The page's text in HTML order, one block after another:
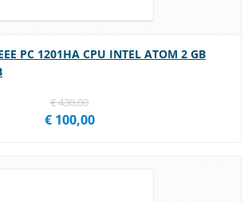
PC 1201HA CPU INTEL ATOM 2 GB
€ 430,00
€ 100,00